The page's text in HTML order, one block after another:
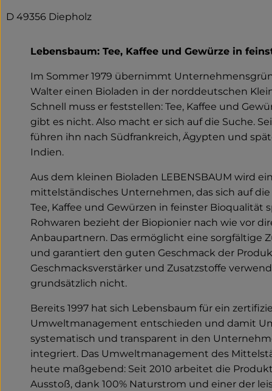
D 49356 Diepholz
Lebensbaum: Tee, Kaffee und Gewürze in
Im Sommer 1979 übernimmt
Walter einen Bioladen in der norddeutschen
Schnell muss er feststellen: Tee, Kaffee und
gibt es nicht. Also macht er sich auf die Suche.
führen ihn nach Südfrankreich, Ägypten und
Indien.
Aus dem kleinen Bioladen LEBENSBAUM wird
mittelständisches Unternehmen, das sich auf
Tee, Kaffee und Gewürzen in feinster Bioqualität
Rohwaren bezieht der Biopionier nach wie vor
Anbaupartnern. Das ermöglicht eine sorgfältige
und garantiert den guten Geschmack der
Geschmacksverstärker und Zusatzstoffe
grundsätzlich nicht.
Bereits 1997 hat sich Lebensbaum für ein
Umweltmanagement entschieden und damit
systematisch und transparent in den
integriert. Das Umweltmanagement des
heute maßgebend: Seit 2010 arbeitet die
Ausstoß, dank 100% Naturstrom und einer der